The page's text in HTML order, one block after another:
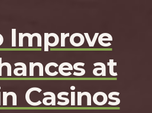
Improve
at
Casinos